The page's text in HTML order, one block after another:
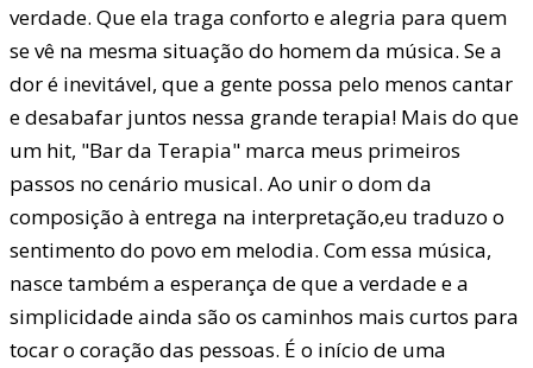
verdade. Que ela traga conforto e alegria para quem
se vê na mesma situação do homem da música. Se a
dor é inevitável, que a gente possa pelo menos cantar
e desabafar juntos nessa grande terapia! Mais do que
um hit, "Bar da Terapia" marca meus primeiros
passos no cenário musical. Ao unir o dom da
composição à entrega na interpretação,eu traduzo o
sentimento do povo em melodia. Com essa música,
nasce também a esperança de que a verdade e a
simplicidade ainda são os caminhos mais curtos para
tocar o coração das pessoas. É o início de uma